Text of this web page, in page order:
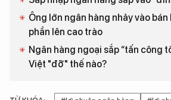
Ông lớn ngân hàng nhảy vào
phần lên cao trào
Ngân hàng ngoại sắp “tấn công
Việt "đỡ" thế nào?